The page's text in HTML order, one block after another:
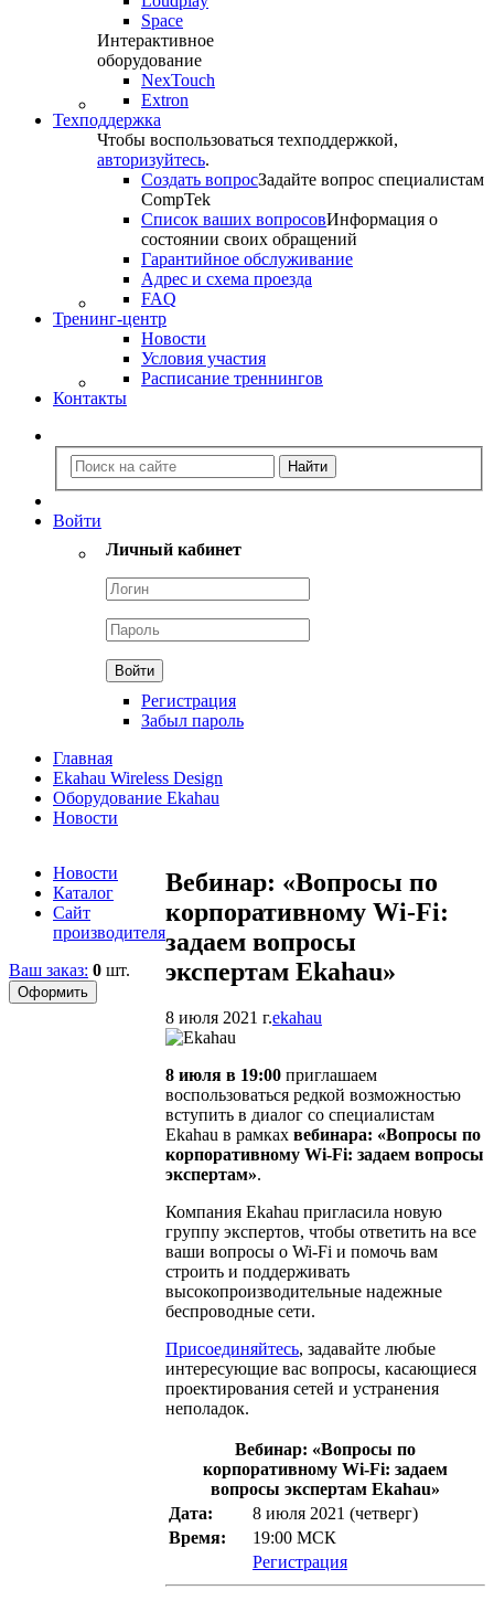
Space
Интерактивное
оборудование
NexTouch
Extron
Техподдержка
Чтобы воспользоваться техподдержкой,
авторизуйтесь.
Создать вопросЗадайте вопрос специалистам
CompTek
Список ваших вопросовИнформация о
состоянии своих обращений
Гарантийное обслуживание
Адрес и схема проезда
FAQ
Тренинг-центр
Новости
Условия участия
Расписание треннингов
Контакты
Войти
Личный кабинет
Регистрация
Забыл пароль
Главная
Ekahau Wireless Design
Оборудование Ekahau
Новости
Новости
Каталог
Сайт
производителя
Ваш заказ: 0 шт.
Вебинар: «Вопросы по
корпоративному Wi-Fi:
задаем вопросы
экспертам Ekahau»
8 июля 2021 г.ekahau
8 июля в 19:00 приглашаем
воспользоваться редкой возможностью
вступить в диалог со специалистам
Ekahau в рамках вебинара: «Вопросы по
корпоративному Wi-Fi: задаем вопросы
экспертам».
Компания Ekahau пригласила новую
группу экспертов, чтобы ответить на все
ваши вопросы о Wi-Fi и помочь вам
строить и поддерживать
высокопроизводительные надежные
беспроводные сети.
Присоединяйтесь, задавайте любые
интересующие вас вопросы, касающиеся
проектирования сетей и устранения
неполадок.
Вебинар: «Вопросы по
корпоративному Wi-Fi: задаем
вопросы экспертам Ekahau»
Дата:
8 июля 2021 (четверг)
Время:
19:00 МСК
Регистрация